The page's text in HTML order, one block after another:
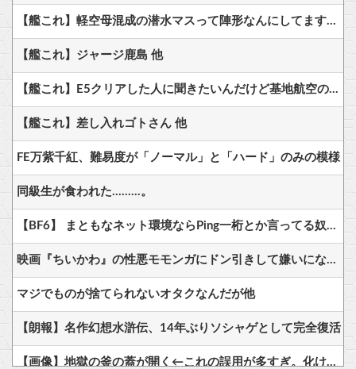
【艦これ】軽空母混成の潜水マスって陣形なんにしてますの？？？
【艦これ】ジャージ鹿島 他
【艦これ】E5クリアした人に聞きたいんだけど基地航空の熟練度どうしてた？
【艦これ】差し入れゴトさん 他
FE万紫千紅、難易度が「ノーマル」と「ハード」のみの模様
同級生が食われた………。
【BF6】 まともなネット環境ならPing一桁とか言ってる奴たまにいるけどマヌケすぎる
映画『ちいかわ』の性悪モモンガにドン引きして嫌いになった人へ、モモンガの真の魅力は◯◯◯です
マジでものが捨てられないオタクなんだが他
【朗報】名作幻想水滸伝、14年ぶりソシャゲとして完全復活
【画像】地獄の釜の蓋が開く←これの誤用が多すぎ。化け物が沢山出てくるイメージ持ってる奴間違ってるぞ